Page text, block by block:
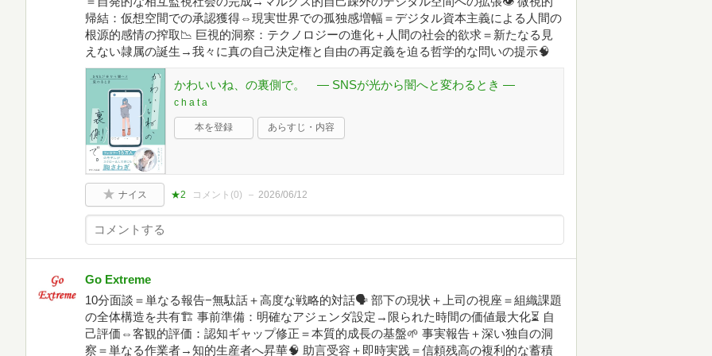
帰結：仮想空間での承認獲得⇔現実世界での孤独感増幅＝デジタル資本主義による人間の
根源的感情の搾取📉 巨視的洞察：テクノロジーの進化＋人間の社会的欲求＝新たなる見
えない隷属の誕生→我々に真の自己決定権と自由の再定義を迫る哲学的な問いの提示🧠
かわいいね、の裏側で。 ― SNSが光から闇へと変わるとき ―
c h a t a
本を登録 あらすじ・内容
ナイス ★2 コメント(0) 2026/06/12
Go Extreme
10分面談＝単なる報告−無駄話＋高度な戦略的対話🗣 部下の現状＋上司の視座＝組織課題
の全体構造を共有🏗 事前準備：明確なアジェンダ設定→限られた時間の価値最大化⏳ 自
己評価⇔客観的評価：認知ギャップ修正＝本質的成長の基盤🌱 事実報告＋深い独自の洞
察＝単なる作業者→知的生産者へ昇華🧠 助言受容＋即時実践＝信頼残高の複利的な蓄積